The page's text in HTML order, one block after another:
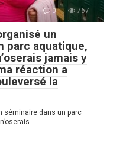
0 767
un
parc aquatique,
jamais y
réaction a
la
séminaire dans un parc